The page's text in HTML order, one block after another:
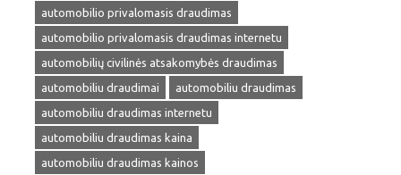
automobilio privalomasis draudimas
automobilio privalomasis draudimas internetu
automobilių civilinės atsakomybės draudimas
automobiliu draudimai
automobiliu draudimas
automobiliu draudimas internetu
automobiliu draudimas kaina
automobiliu draudimas kainos